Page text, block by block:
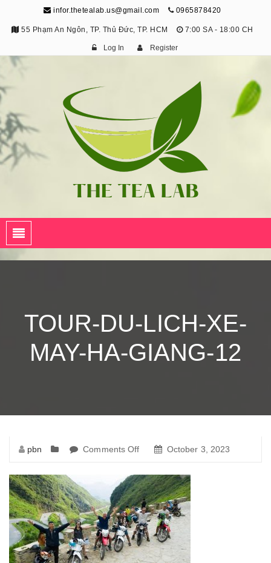
infor.thetealab.us@gmail.com 0965878420
55 Phạm An Ngôn, TP. Thủ Đức, TP. HCM 7:00 SA - 18:00 CH
Log In Register
TOUR-DU-LICH-XE-
MAY-HA-GIANG-12
pbn Comments Off
du-
lich-
xe-
may-
ha-
giang-
October 3, 2023